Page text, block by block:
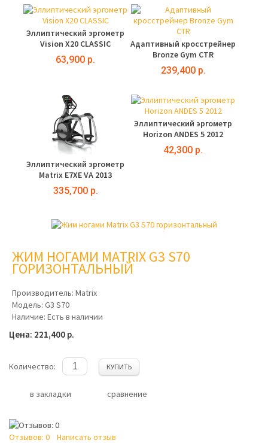
Эллиптический эргометр
Vision X20 CLASSIC
63,900 р.
Адаптивный кросстрейнер
Bronze Gym CTR
239,400 р.
Эллиптический эргометр
Matrix E7XE VA 2013
335,700 р.
Эллиптический эргометр
Horizon ANDES 5 2012
42,300 р.
ЖИМ НОГАМИ MATRIX G3 S70
ГОРИЗОНТАЛЬНЫЙ
Производитель: Matrix
Модель: G3 S70
Наличие: Есть в наличии
Цена: 221,400 р.
Количество: КУПИТЬ
в закладки сравнение
Отзывов: 0
Написать отзыв